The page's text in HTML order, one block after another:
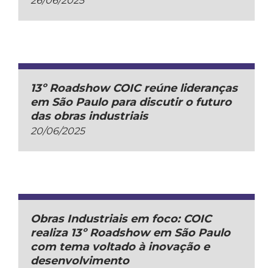
13º Roadshow COIC reúne lideranças
em São Paulo para discutir o futuro
das obras industriais
20/06/2025
Obras Industriais em foco: COIC
realiza 13º Roadshow em São Paulo
com tema voltado à inovação e
desenvolvimento